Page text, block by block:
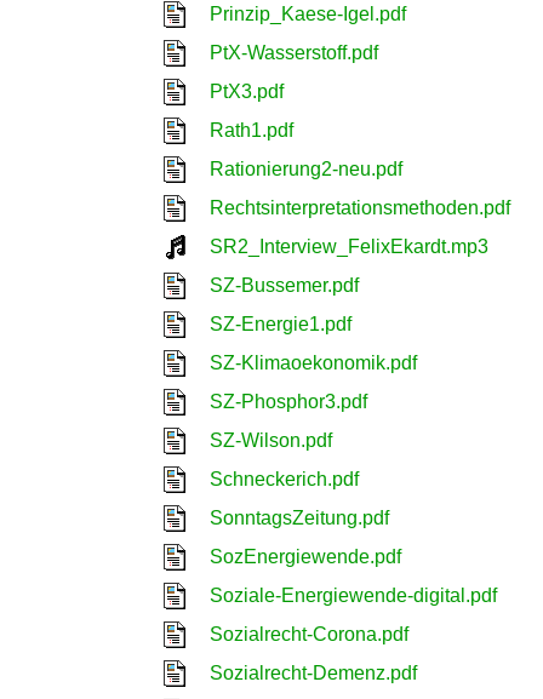
Prinzip_Kaese-Igel.pdf
PtX-Wasserstoff.pdf
PtX3.pdf
Rath1.pdf
Rationierung2-neu.pdf
Rechtsinterpretationsmethoden.pdf
SR2_Interview_FelixEkardt.mp3
SZ-Bussemer.pdf
SZ-Energie1.pdf
SZ-Klimaoekonomik.pdf
SZ-Phosphor3.pdf
SZ-Wilson.pdf
Schneckerich.pdf
SonntagsZeitung.pdf
SozEnergiewende.pdf
Soziale-Energiewende-digital.pdf
Sozialrecht-Corona.pdf
Sozialrecht-Demenz.pdf